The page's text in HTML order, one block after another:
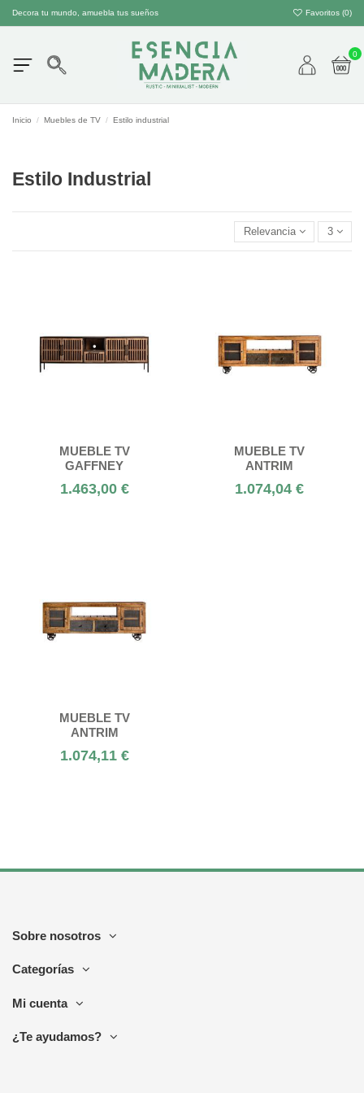
Decora tu mundo, amuebla tus sueños Favoritos (0)
0
Inicio Muebles de TV Estilo industrial
Estilo Industrial
Relevancia 3
MUEBLE TV
GAFFNEY
1.463,00 €
MUEBLE TV
ANTRIM
1.074,04 €
MUEBLE TV
ANTRIM
1.074,11 €
Sobre nosotros
Categorías
Mi cuenta
¿Te ayudamos?